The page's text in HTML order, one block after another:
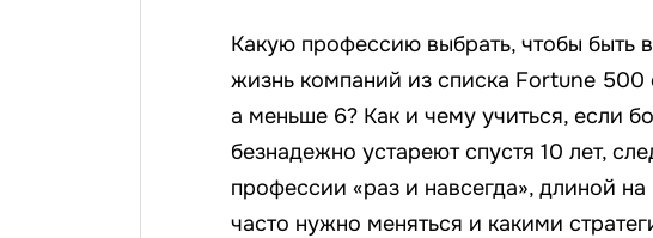
Какую профессию выбрать, чтобы быть
жизнь компаний из списка Fortune 500
а меньше 6? Как и чему учиться, если
безнадежно устареют спустя 10 лет,
профессии «раз и навсегда», длиной
часто нужно меняться и какими